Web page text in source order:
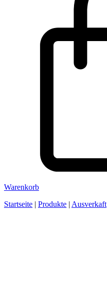
Warenkorb
Startseite | Produkte | Ausverkaft